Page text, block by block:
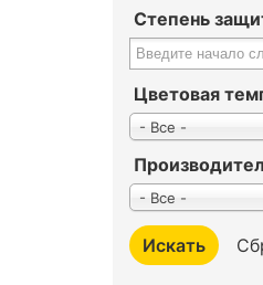
Степень
Цветовая
- Все -
- Все -